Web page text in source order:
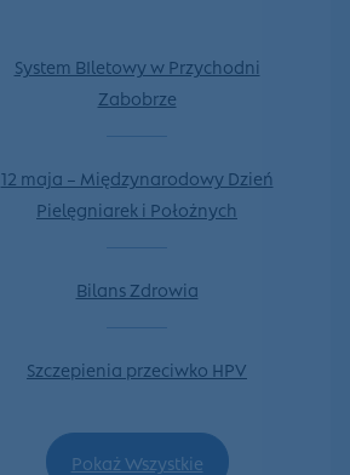
System BIletowy w Przychodni
Zabobrze
12 maja – Międzynarodowy Dzień
Pielęgniarek i Położnych
Bilans Zdrowia
Szczepienia przeciwko HPV
Pokaż Wszystkie